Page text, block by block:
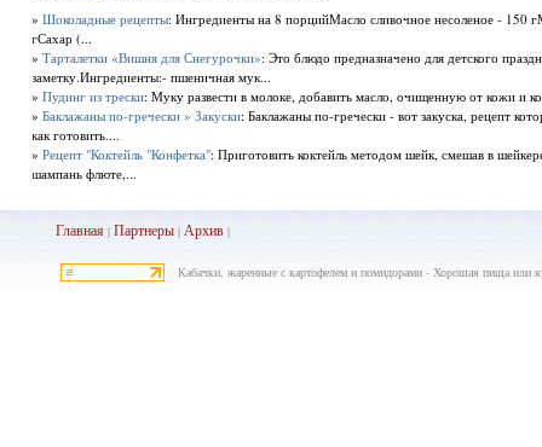
»Шоколадные рецепты: Ингредиенты на 8 порцийМасло сливочное несоленое - 150
гСахар (...
»Тарталетки «Вишня для Снегурочки»: Это блюдо предназначено для детского
заметку.Ингредиенты:- пшеничная мук...
»Пудинг из трески: Муку развести в молоке, добавить масло, очищенную от кожи и
»Баклажаны по-гречески » Закуски: Баклажаны по-гречески - вот закуска, рецепт
как готовить....
»Рецепт "Коктейль "Конфетка": Приготовить коктейль методом шейк, смешав в
шампань флюте,...
Главная |Партнеры |Архив |
Кабачки, жаренные с картофелем и помидорами - Хорошая пища или